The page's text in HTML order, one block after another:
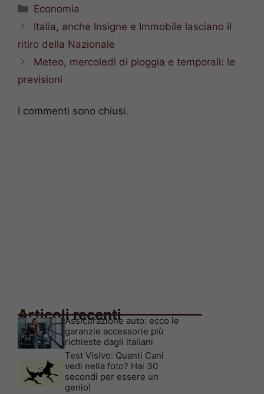
Categorie
Economia
Italia, anche Insigne e Immobile lasciano il
ritiro della Nazionale
Meteo, mercoledì di pioggia e temporali: le
previsioni
I commenti sono chiusi.
Articoli recenti
Assicurazione auto: ecco le
garanzie accessorie più
richieste dagli italiani
Test Visivo: Quanti Cani
vedi nella foto? Hai 30
secondi per essere un
genio!